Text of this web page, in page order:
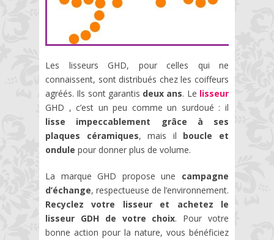
Les lisseurs GHD, pour celles qui ne
connaissent, sont distribués chez les coiffeurs
agréés. Ils sont garantis deux ans. Le lisseur
GHD , c’est un peu comme un surdoué : il
lisse impeccablement grâce à ses
plaques céramiques, mais il boucle et
ondule pour donner plus de volume.
La marque GHD propose une campagne
d’échange, respectueuse de l’environnement.
Recyclez votre lisseur et achetez le
lisseur GDH de votre choix. Pour votre
bonne action pour la nature, vous bénéficiez